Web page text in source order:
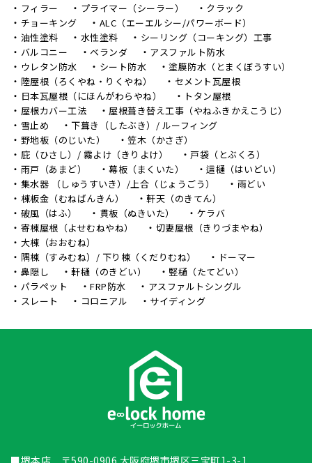
フィラー プライマー（シーラー）
クラック
チョーキング
ALC（エーエルシー/パワーボード）
油性塗料
水性塗料
シーリング（コーキング）工事
バルコニー
ベランダ
アスファルト防水
ウレタン防水
シート防水
塗膜防水（とまくぼうすい）
陸屋根（ろくやね・りくやね）
セメント瓦屋根
日本瓦屋根（にほんがわらやね）
トタン屋根
屋根カバー工法
屋根葺き替え工事（やねふきかえこうじ）
雪止め
下葺き（したぶき）/ ルーフィング
野地板（のじいた）
笠木（かさぎ）
庇（ひさし）/ 霧よけ（きりよけ）
戸袋（とぶくろ）
雨戸（あまど）
幕板（まくいた）
這樋（はいどい）
集水器 （しゅうすいき）/上合（じょうごう）
雨どい
棟板金（むねばんきん）
軒天（のきてん）
破風（はふ）
貫板（ぬきいた）
ケラバ
寄棟屋根（よせむねやね）
切妻屋根（きりづまやね）
大棟（おおむね）
隅棟（すみむね）/ 下り棟（くだりむね）
ドーマー
鼻隠し
軒樋（のきどい）
竪樋（たてどい）
パラペット
FRP防水
アスファルトシングル
スレート
コロニアル サイディング
■堺本店 〒590-0906 大阪府堺市堺区三宝町1-3-1